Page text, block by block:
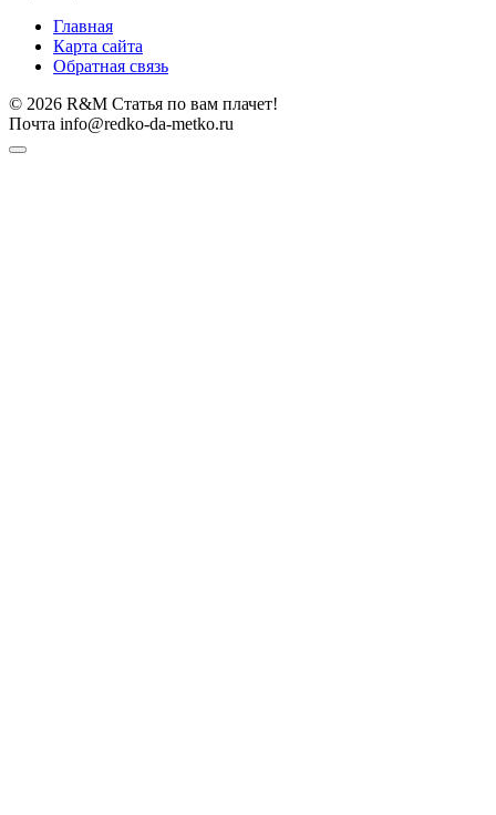
Главная
Карта сайта
Обратная связь
© 2026 R&M Статья по вам плачет!
Почта info@redko-da-metko.ru